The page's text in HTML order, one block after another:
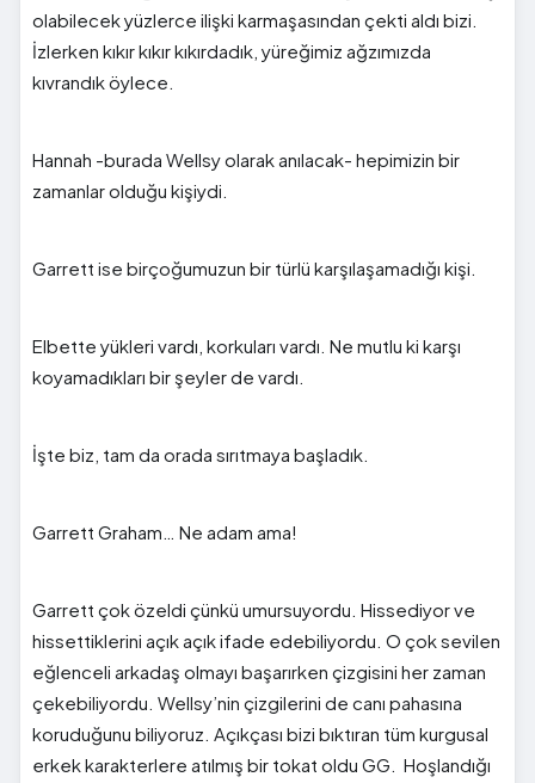
olabilecek yüzlerce ilişki karmaşasından çekti aldı bizi.
İzlerken kıkır kıkır kıkırdadık, yüreğimiz ağzımızda
kıvrandık öylece.
Hannah -burada Wellsy olarak anılacak- hepimizin bir
zamanlar olduğu kişiydi.
Garrett ise birçoğumuzun bir türlü karşılaşamadığı kişi.
Elbette yükleri vardı, korkuları vardı. Ne mutlu ki karşı
koyamadıkları bir şeyler de vardı.
İşte biz, tam da orada sırıtmaya başladık.
Garrett Graham… Ne adam ama!
Garrett çok özeldi çünkü umursuyordu. Hissediyor ve
hissettiklerini açık açık ifade edebiliyordu. O çok sevilen
eğlenceli arkadaş olmayı başarırken çizgisini her zaman
çekebiliyordu. Wellsy’nin çizgilerini de canı pahasına
koruduğunu biliyoruz. Açıkçası bizi bıktıran tüm kurgusal
erkek karakterlere atılmış bir tokat oldu GG. Hoşlandığı